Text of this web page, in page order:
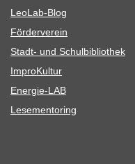
Leo­Lab-Blog
För­der­ver­ein
Stadt- und Schulbibliothek
Impro­Kul­tur
Ener­­gie-LAB
Lese­men­to­ring